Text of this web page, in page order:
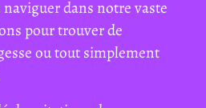
dans notre vaste
pour trouver de
ou tout simplement